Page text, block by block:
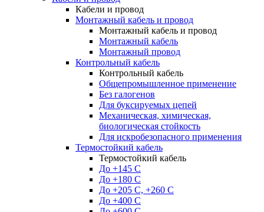
Кабели и провод
Монтажный кабель и провод
Монтажный кабель и провод
Монтажный кабель
Монтажный провод
Контрольный кабель
Контрольный кабель
Общепромышленное применение
Без галогенов
Для буксируемых цепей
Механическая, химическая,
биологическая стойкость
Для искробезопасного применения
Термостойкий кабель
Термостойкий кабель
До +145 С
До +180 C
До +205 С, +260 С
До +400 C